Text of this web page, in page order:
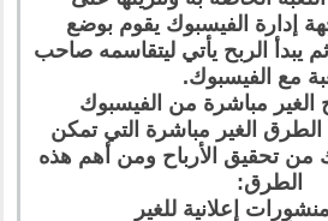
إدارة الفيسبوك يقوم بوضع
يبدأ الربح يأتي ليتقاسمه صاحب
مع الفيسبوك.
الغير مباشرة من الفيسبوك
الغير مباشرة التي تمكن
تحقيق الأرباح ومن أهم هذه
الطرق: